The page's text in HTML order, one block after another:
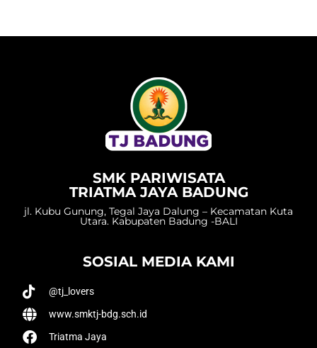
SMK PARIWISATA
TRIATMA JAYA BADUNG
jl. Kubu Gunung, Tegal Jaya Dalung – Kecamatan Kuta
Utara. Kabupaten Badung -BALI
SOSIAL MEDIA KAMI
@tj_lovers
www.smktj-bdg.sch.id
Triatma Jaya